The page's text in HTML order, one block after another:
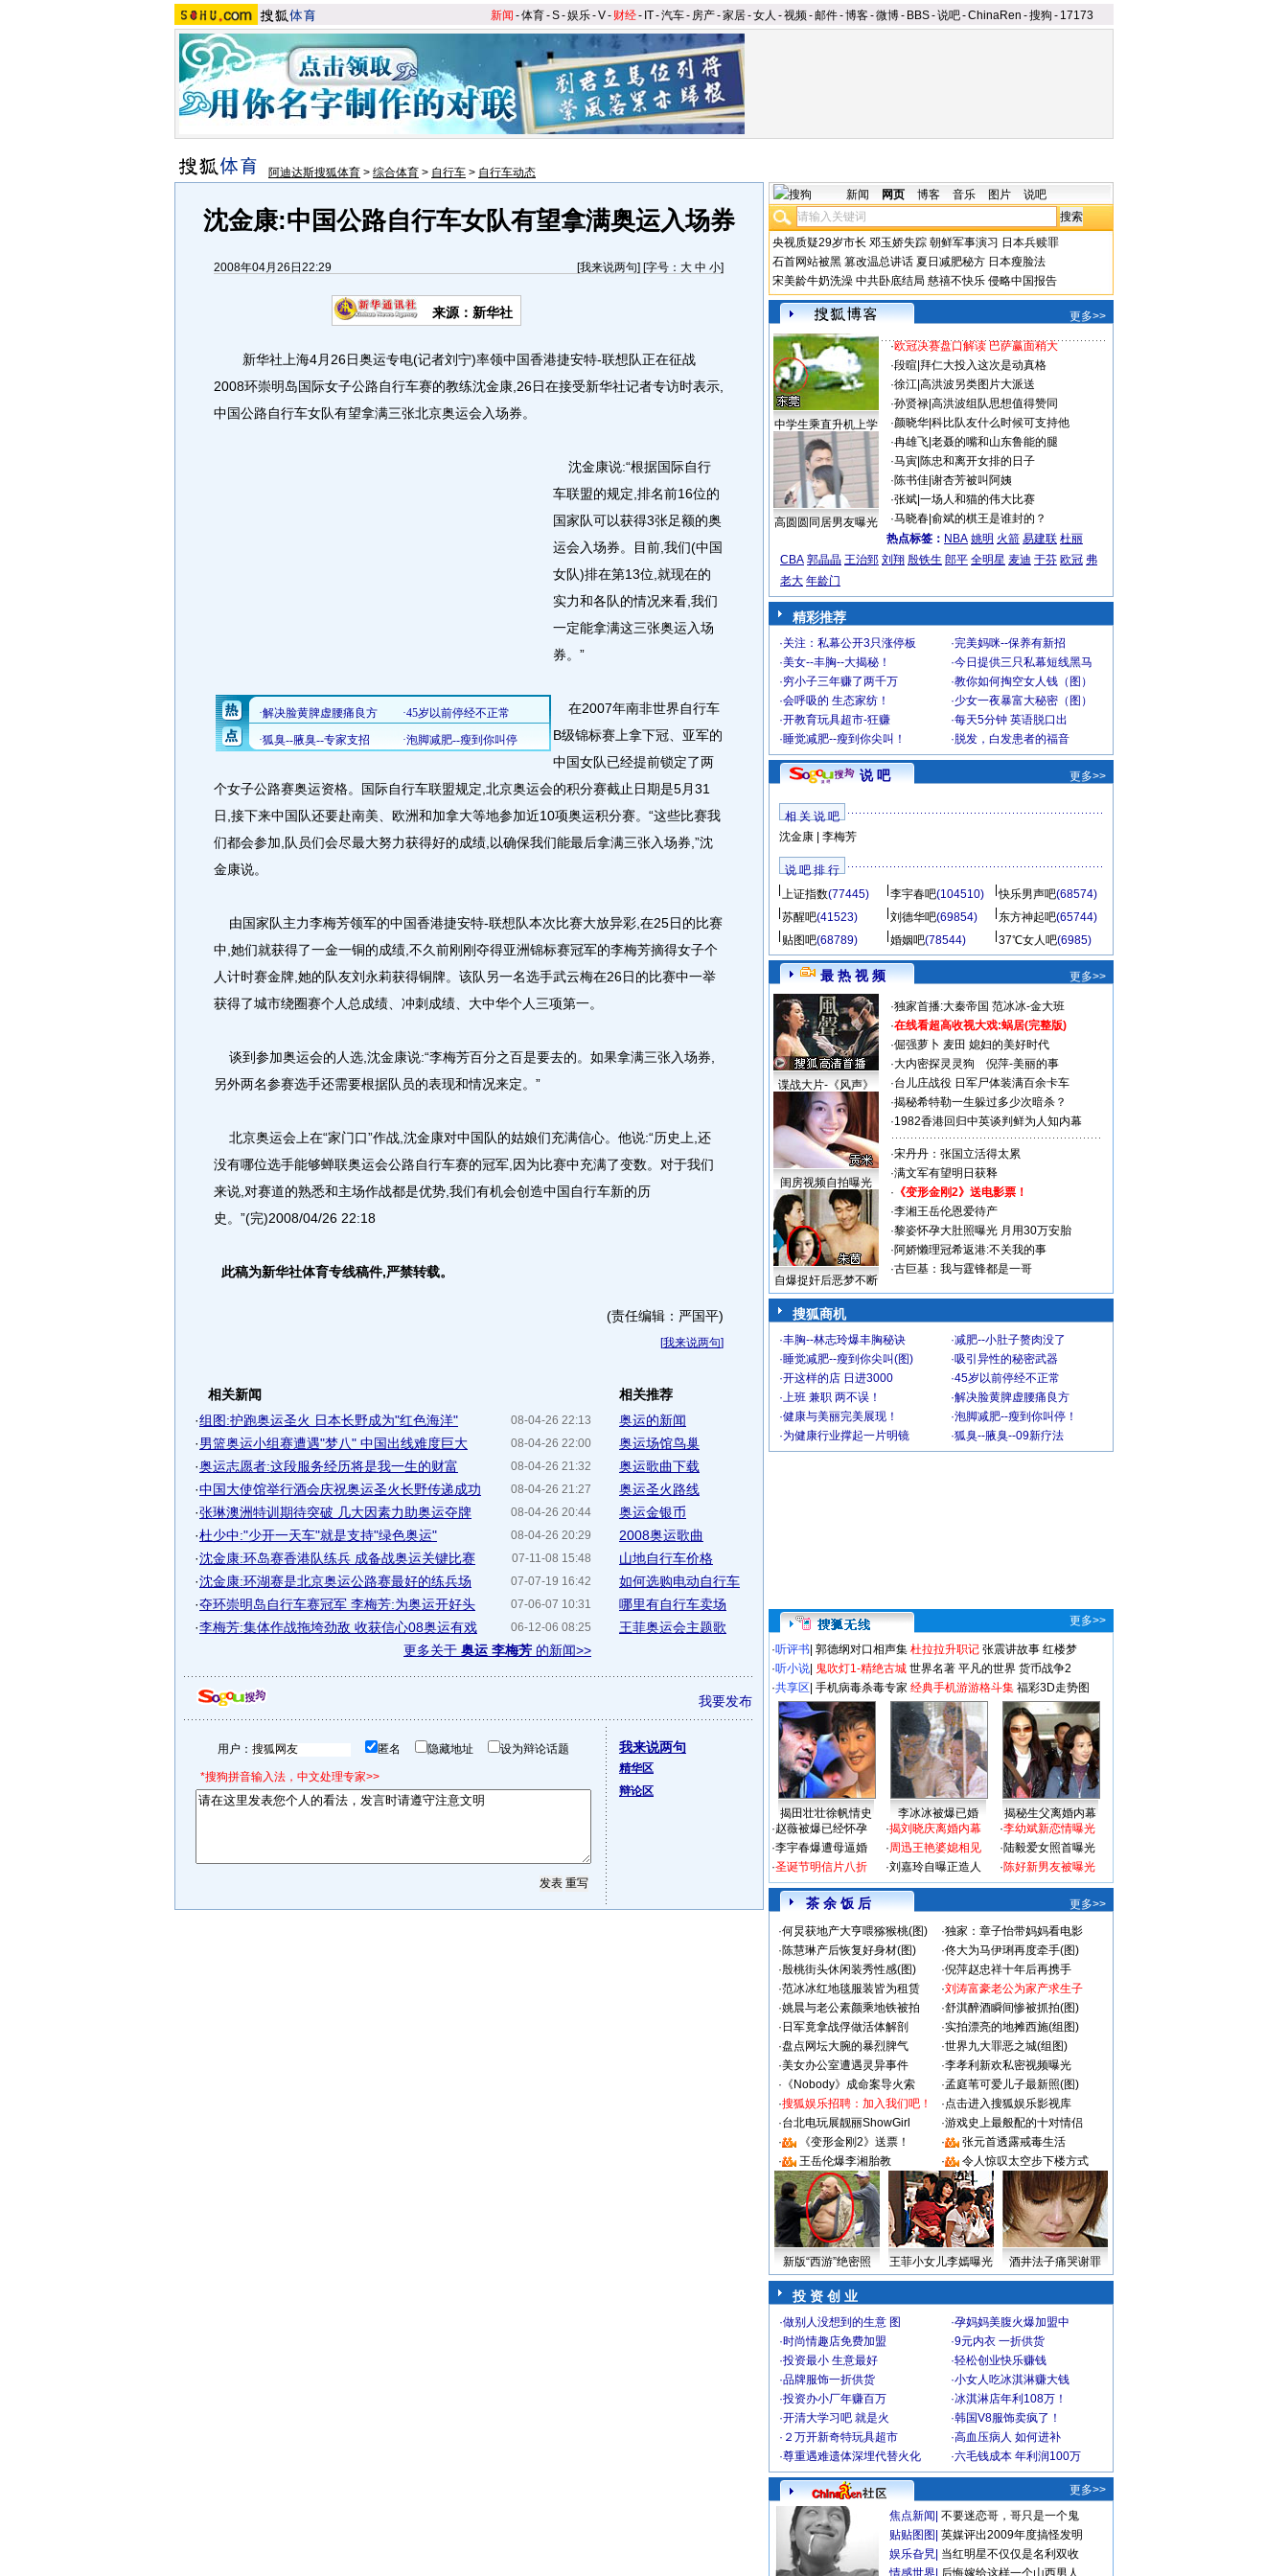
新闻 -体育-S-娱乐-V- 财经- IT-汽车- 房产-家居-女人 -视频-邮件-博客-微博- BBS-说吧-ChinaRen -搜狗 - 17173
阿迪达斯搜狐体育 > 综合体育 > 自行车 > 自行车动态
沈金康:中国公路自行车女队有望拿满奥运入场券
2008年04月26日22:29 [我来说两句] [字号： 大 中 小]
来源：新华社
新华社上海4月26日奥运专电(记者刘宁)率领中国香港捷安特-联想队正在征战
2008环崇明岛国际女子公路自行车赛的教练沈金康,26日在接受新华社记者专访时表示,
中国公路自行车女队有望拿满三张北京奥运会入场券。
沈金康说:“根据国际自行
车联盟的规定,排名前16位的
国家队可以获得3张足额的奥
运会入场券。目前,我们(中国
女队)排在第13位,就现在的
实力和各队的情况来看,我们
一定能拿满这三张奥运入场
券。”
在2007年南非世界自行车
B级锦标赛上拿下冠、亚军的
中国女队已经提前锁定了两
个女子公路赛奥运资格。国际自行车联盟规定,北京奥运会的积分赛截止日期是5月31
日,接下来中国队还要赴南美、欧洲和加拿大等地参加近10项奥运积分赛。“这些比赛我
们都会参加,队员们会尽最大努力获得好的成绩,以确保我们能最后拿满三张入场券,”沈
金康说。
由国家队主力李梅芳领军的中国香港捷安特-联想队本次比赛大放异彩,在25日的比赛
中,她们就获得了一金一铜的成绩,不久前刚刚夺得亚洲锦标赛冠军的李梅芳摘得女子个
人计时赛金牌,她的队友刘永莉获得铜牌。该队另一名选手武云梅在26日的比赛中一举
获得了城市绕圈赛个人总成绩、冲刺成绩、大中华个人三项第一。
谈到参加奥运会的人选,沈金康说:“李梅芳百分之百是要去的。如果拿满三张入场券,
另外两名参赛选手还需要根据队员的表现和情况来定。”
北京奥运会上在“家门口”作战,沈金康对中国队的姑娘们充满信心。他说:“历史上,还
没有哪位选手能够蝉联奥运会公路自行车赛的冠军,因为比赛中充满了变数。对于我们
来说,对赛道的熟悉和主场作战都是优势,我们有机会创造中国自行车新的历
史。”(完)2008/04/26 22:18
此稿为新华社体育专线稿件,严禁转载。
(责任编辑：严国平)
[我来说两句]
相关新闻
08-04-26 22:13
·组图:护跑奥运圣火 日本长野成为"红色海洋"
08-04-26 22:00
·男篮奥运小组赛遭遇"梦八" 中国出线难度巨大
08-04-26 21:32
·奥运志愿者:这段服务经历将是我一生的财富
08-04-26 21:27
·中国大使馆举行酒会庆祝奥运圣火长野传递成功
08-04-26 20:44
·张琳澳洲特训期待突破 几大因素力助奥运夺牌
08-04-26 20:29
·杜少中:"少开一天车"就是支持"绿色奥运"
07-11-08 15:48
·沈金康:环岛赛香港队练兵 成备战奥运关键比赛
07-07-19 16:42
·沈金康:环湖赛是北京奥运公路赛最好的练兵场
07-06-07 10:31
·夺环崇明岛自行车赛冠军 李梅芳:为奥运开好头
06-12-06 08:25
·李梅芳:集体作战拖垮劲敌 收获信心08奥运有戏
更多关于 奥运 李梅芳 的新闻>>
相关推荐
奥运的新闻
奥运场馆鸟巢
奥运歌曲下载
奥运圣火路线
奥运金银币
2008奥运歌曲
山地自行车价格
如何选购电动自行车
哪里有自行车卖场
王菲奥运会主题歌
我要发布
用户： 匿名 隐藏地址 设为辩论话题
*搜狗拼音输入法，中文处理专家>>
我来说两句
精华区
辩论区
新闻 网页 博客 音乐 图片 说吧
央视质疑29岁市长 邓玉娇失踪 朝鲜军事演习 日本兵赎罪
石首网站被黑 篡改温总讲话 夏日减肥秘方 日本瘦脸法
宋美龄牛奶洗澡 中共卧底结局 慈禧不快乐 侵略中国报告
更多>>
中学生乘直升机上学
高圆圆同居男友曝光
·欧冠决赛盘口解读 巴萨赢面稍大
·段暄 拜仁大投入这次是动真格
·徐江| 高洪波另类图片大派送
·孙贤禄| 高洪波组队思想值得赞同
·颜晓华| 科比队友什么时候可支持他
·冉雄飞| 老聂的嘴和山东鲁能的腿
·马寅| 陈忠和离开女排的日子
·陈书佳| 谢杏芳被叫阿姨
·张斌| 一场人和猫的伟大比赛
·马晓春| 俞斌的棋王是谁封的？
热点标签： NBA 姚明 火箭 易建联 杜丽
CBA 郭晶晶 王治郅 刘翔 殷铁生 郎平 全明星 麦迪 于芬 欧冠 弗
老大 年龄门
精彩推荐
·关注：私幕公开3只涨停板 ·完美妈咪--保养有新招
·美女--丰胸--大揭秘！ ·今日提供三只私幕短线黑马
·穷小子三年赚了两千万 ·教你如何掏空女人钱（图）
·会呼吸的 生态家纺！ ·少女一夜暴富大秘密（图）
·开教育玩具超市-狂赚 ·每天5分钟 英语脱口出
·睡觉减肥--瘦到你尖叫！ · 脱发，白发患者的福音
说 吧 更多>>
相 关 说 吧
沈金康| 李梅芳
说 吧 排 行
上证指数(77445) 李宇春吧(104510) 快乐男声吧(68574)
苏醒吧(41523) 刘德华吧(69854) 东方神起吧(65744)
贴图吧(68789) 婚姻吧(78544) 37℃女人吧(6985)
最 热 视 频 更多>>
谍战大片-《风声》
闺房视频自拍曝光
自爆捉奸后恶梦不断
·独家首播:大秦帝国 范冰冰-金大班
·在线看超高收视大戏:蜗居(完整版)
·倔强萝卜 麦田 媳妇的美好时代
·大内密探灵灵狗
倪萍-美丽的事
·台儿庄战役 日军尸体装满百余卡车
·揭秘希特勒一生躲过多少次暗杀？
·1982香港回归中英谈判鲜为人知内幕
·宋丹丹：张国立活得太累
·满文军有望明日获释
· 《变形金刚2》送电影票！
·李湘王岳伦恩爱待产
·黎姿怀孕大肚照曝光 月用30万安胎
·阿娇懒理冠希返港:不关我的事
·古巨基：我与霆锋都是一哥
搜狐商机
·丰胸--林志玲爆丰胸秘诀 ·减肥--小肚子赘肉没了
·睡觉减肥--瘦到你尖叫(图) ·吸引异性的秘密武器
·开这样的店 日进3000 ·45岁以前停经不正常
·上班 兼职 两不误！ ·解决脸黄脾虚腰痛良方
·健康与美丽完美展现！ ·泡脚减肥--瘦到你叫停！
·为健康行业撑起一片明镜 ·狐臭--腋臭--09新疗法
更多>>
·听评书 郭德纲对口相声集 杜拉拉升职记 张震讲故事 红楼梦
·听小说 鬼吹灯1-精绝古城 世界名著 平凡的世界 货币战争2
·共享区 手机病毒杀毒专家 经典手机游游格斗集 福彩3D走势图
揭田壮壮徐帆情史 李冰冰被爆已婚
揭秘生父离婚内幕
·赵薇被爆已经怀孕
·李宇春爆遭母逼婚
·圣诞节明信片八折
·揭刘晓庆离婚内幕
·周迅王艳婆媳相见
·刘嘉玲自曝正造人
·李幼斌新恋情曝光
·陆毅爱女照首曝光
·陈好新男友被曝光
茶 余 饭 后
更多>>
·何炅获地产大亨喂猕猴桃(图) ·独家：章子怡带妈妈看电影
·陈慧琳产后恢复好身材(图) ·佟大为马伊琍再度牵手(图)
·殷桃街头休闲装秀性感(图) ·倪萍赵忠祥十年后再携手
·范冰冰红地毯服装皆为租赁 ·刘涛富豪老公为家产求生子
·姚晨与老公素颜乘地铁被拍 ·舒淇醉酒瞬间惨被抓拍(图)
· 日军竟拿战俘做活体解剖 ·实拍漂亮的地摊西施(组图)
·盘点网坛大腕的暴烈脾气 ·世界九大罪恶之城(组图)
·美女办公室遭遇灵异事件 ·李孝利新欢私密视频曝光
· 《Nobody》成命案导火索 ·孟庭苇可爱儿子最新照(图)
·搜狐娱乐招聘：加入我们吧！ ·点击进入搜狐娱乐影视库
·台北电玩展靓丽ShowGirl ·游戏史上最般配的十对情侣
·
《变形金刚2》送票！ ·
张元首透露戒毒生活
·
王岳伦爆李湘胎教 · 令人惊叹太空步下楼方式
新版“西游”绝密照 王菲小女儿李嫣曝光 酒井法子痛哭谢罪
投 资 创 业
·做别人没想到的生意 图 ·孕妈妈美腹火爆加盟中
·时尚情趣店免费加盟 ·9元内衣 一折供货
·投资最小 生意最好 ·轻松创业快乐赚钱
·品牌服饰一折供货 ·小女人吃冰淇淋赚大钱
·投资办小厂年赚百万 ·冰淇淋店年利108万！
·开清大学习吧 就是火 ·韩国V8服饰卖疯了！
· ２万开新奇特玩具超市 ·高血压病人 如何进补
·尊重遇难遗体深埋代替火化 ·六毛钱成本 年利润100万
更多>>
焦点新闻 不要迷恋哥，哥只是一个鬼
贴贴图图 英媒评出2009年度搞怪发明
娱乐旮旯 当红明星不仅仅是名利双收
情感世界 后悔嫁给这样一个山西男人